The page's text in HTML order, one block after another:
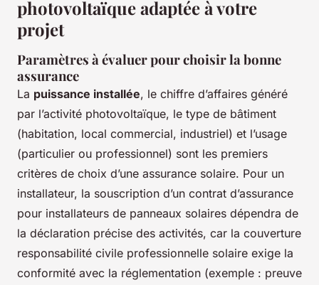
photovoltaïque adaptée à votre
projet
Paramètres à évaluer pour choisir la bonne
assurance
La puissance installée, le chiffre d’affaires généré
par l’activité photovoltaïque, le type de bâtiment
(habitation, local commercial, industriel) et l’usage
(particulier ou professionnel) sont les premiers
critères de choix d’une assurance solaire. Pour un
installateur, la souscription d’un contrat d’assurance
pour installateurs de panneaux solaires dépendra de
la déclaration précise des activités, car la couverture
responsabilité civile professionnelle solaire exige la
conformité avec la réglementation (exemple : preuve